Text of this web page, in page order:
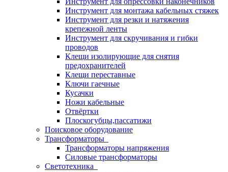
Инструмент для монтажа кабельных стяжек
Инструмент для резки и натяжения
крепежной ленты
Инструмент для скручивания и гибки
проводов
Клещи изолирующие для снятия
предохранителей
Клещи переставные
Ключи гаечные
Кусачки
Ножи кабельные
Отвёртки
Плоскогубцы,пассатижи
Поисковое оборудование
Трансформаторы
Трансформаторы напряжения
Силовые трансформаторы
Светотехника